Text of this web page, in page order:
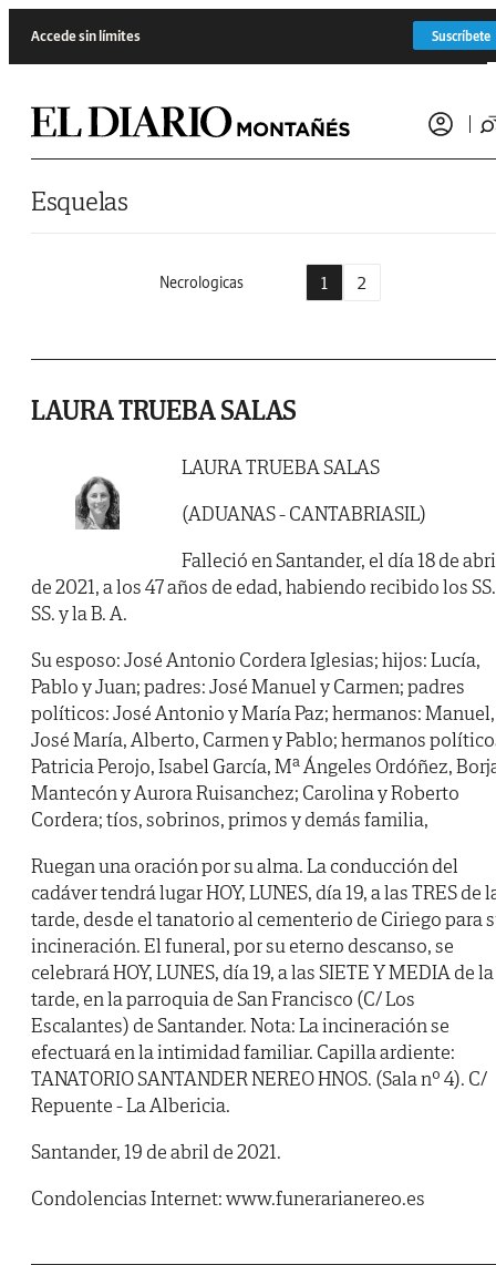
Accede sin límites Suscríbete
Esquelas
Necrologicas 1 2
LAURA TRUEBA SALAS
LAURA TRUEBA SALAS
(ADUANAS - CANTABRIASIL)
Falleció en Santander, el día 18 de
de 2021, a los 47 años de edad, habiendo recibido los SS.
SS. y la B. A.
Su esposo: José Antonio Cordera Iglesias; hijos: Lucía,
Pablo y Juan; padres: José Manuel y Carmen; padres
políticos: José Antonio y María Paz; hermanos: Manuel,
José María, Alberto, Carmen y Pablo; hermanos
Patricia Perojo, Isabel García, Mª Ángeles Ordóñez,
Mantecón y Aurora Ruisanchez; Carolina y Roberto
Cordera; tíos, sobrinos, primos y demás familia,
Ruegan una oración por su alma. La conducción del
cadáver tendrá lugar HOY, LUNES, día 19, a las TRES de
tarde, desde el tanatorio al cementerio de Ciriego para
incineración. El funeral, por su eterno descanso, se
celebrará HOY, LUNES, día 19, a las SIETE Y MEDIA de la
tarde, en la parroquia de San Francisco (C/ Los
Escalantes) de Santander. Nota: La incineración se
efectuará en la intimidad familiar. Capilla ardiente:
TANATORIO SANTANDER NEREO HNOS. (Sala nº 4). C/
Repuente - La Albericia.
Santander, 19 de abril de 2021.
Condolencias Internet: www.funerarianereo.es